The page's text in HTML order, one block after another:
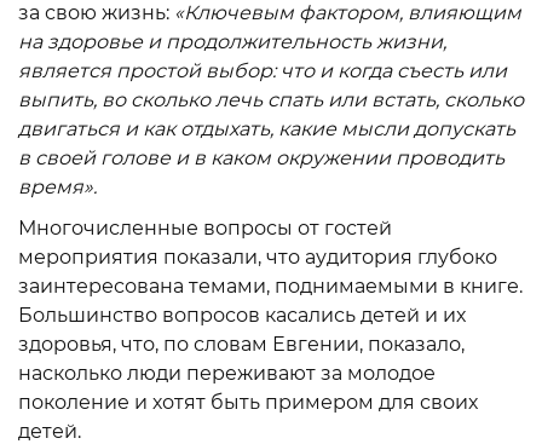
за свою жизнь: «Ключевым фактором, влияющим
на здоровье и продолжительность жизни,
является простой выбор: что и когда съесть или
выпить, во сколько лечь спать или встать, сколько
двигаться и как отдыхать, какие мысли допускать
в своей голове и в каком окружении проводить
время».
Многочисленные вопросы от гостей
мероприятия показали, что аудитория глубоко
заинтересована темами, поднимаемыми в книге.
Большинство вопросов касались детей и их
здоровья, что, по словам Евгении, показало,
насколько люди переживают за молодое
поколение и хотят быть примером для своих
детей.